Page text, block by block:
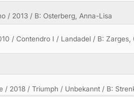
/ 2013 / B: Osterberg, Anna-Lisa
/ Contendro I / Landadel / B: Zarges,
/ 2018 / Triumph / Unbekannt / B: